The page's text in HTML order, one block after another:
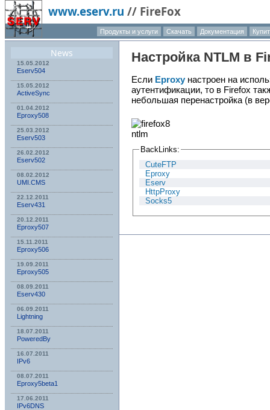
www.eserv.ru // FireFox
Продукты и услуги Скачать Документация
News
15.05.2012
Eserv504
15.05.2012
ActiveSync
01.04.2012
Eproxy508
25.03.2012
Eserv503
26.02.2012
Eserv502
08.02.2012
UMI.CMS
22.12.2011
Eserv431
20.12.2011
Eproxy507
15.11.2011
Eproxy506
19.09.2011
Eproxy505
08.09.2011
Eserv430
06.09.2011
Lightning
18.07.2011
PoweredBy
16.07.2011
IPv6
08.07.2011
Eproxy5beta1
17.06.2011
IPv6DNS
Настройка NTLM в
Если Eproxy настроен на
аутентификации, то в Firefox
небольшая перенастройка (в
BackLinks:
CuteFTP
Eproxy
Eserv
HttpProxy
Socks5